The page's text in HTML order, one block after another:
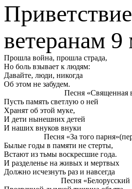
Приветствие
ветеранам 9
Прошла война, прошла страда,
Но боль взывает к людям:
Давайте, люди, никогда
Об этом не забудем.
Песня «Священная
Пусть память светлую о ней
Хранят об этой муке,
И дети нынешних детей
И наших внуков внуки
Песня «За того
Былые годы в памяти не стерты,
Встают из тьмы воскресшие года.
И разделенье на живых и мертвых
Должно исчезнуть раз и навсегда
Песня «Белорусский